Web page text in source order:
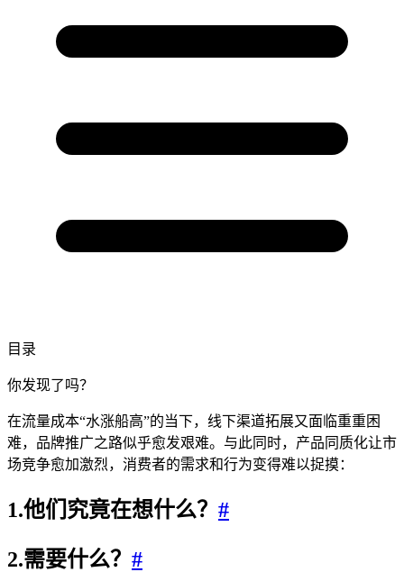
目录
你发现了吗？
在流量成本“水涨船高”的当下，线下渠道拓展又面临重重困
难，品牌推广之路似乎愈发艰难。与此同时，产品同质化让市
场竞争愈加激烈，消费者的需求和行为变得难以捉摸：
1.他们究竟在想什么？ #
2.需要什么？ #